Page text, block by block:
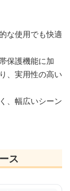
な使用でも快適
保護機能に加
、実用性の高い
、幅広いシーン
ス